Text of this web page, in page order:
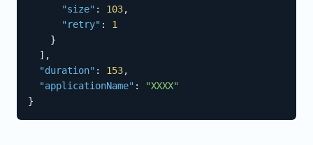
"size" : 103,
"retry" :
1
}
] ,
"duration" : 153,
"applicationName" :
"XXXX"
}